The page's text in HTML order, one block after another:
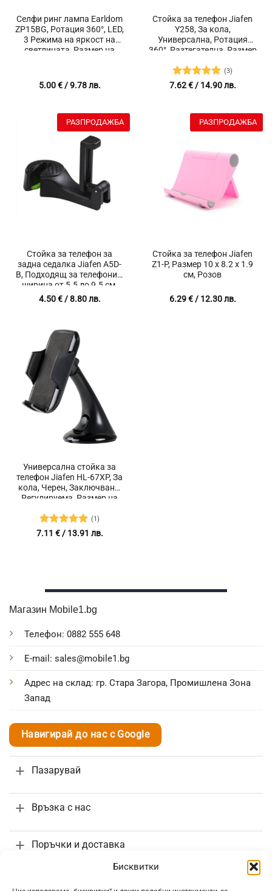
Бисквитки
Селфи ринг лампа Earldom
ZP15BG, Ротация 360°, LED,
3 Режима на яркост на
светлината, Размер на
5.00€/ 9.78 лв.
Стойка за телефон Jiafen
Y258, За кола,
Универсална, Ротация
360°, Разтегателна, Размер
6 х 4.3 см, Черен, Тегло 145
гр.
Оценено с
(3)
7.62€/ 14.90 лв.
Стойка за телефон за
задна седалка Jiafen A5D-
B, Подходящ за телефони с
ширина от 5.5 до 9.5 см,
Заключване,
Товароносимост 7 кг.
4.50€/ 8.80 лв.
РАЗПРОДАЖБА
Стойка за телефон Jiafen
Z1-P, Размер 10 х 8.2 х 1.9
см, Розов
6.29€/ 12.30 лв.
РАЗПРОДАЖБА
Универсална стойка за
телефон Jiafen HL-67XP, За
кола, Черен, Заключване,
Регулируема, Размер на
см, Тегло 145 гр.
Оценено с
(1)
7.11 €/ 13.91 лв.
Магазин Mobile1.bg
Телефон: 0882 555 648
E-mail: sales@mobile1.bg
Адрес на склад: гр. Стара Загора, Промишлена Зона
Запад
Навигирай до нас с Google
Пазарувай
Връзка с нас
Поръчки и доставка